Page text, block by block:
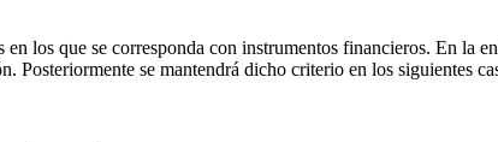
los que se corresponda con instrumentos financieros. En la
se mantendrá dicho criterio en los siguientes